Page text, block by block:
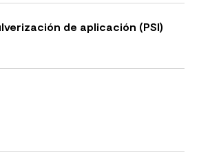
de aplicación (PSI)